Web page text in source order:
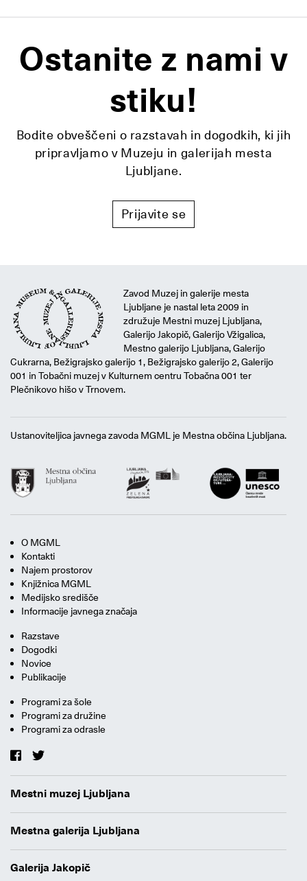
Ostanite z nami v
stiku!
Bodite obveščeni o razstavah in dogodkih, ki jih
pripravljamo v Muzeju in galerijah mesta
Ljubljane.
Prijavite se
Zavod Muzej in galerije mesta
Ljubljane je nastal leta 2009 in
združuje Mestni muzej Ljubljana,
Galerijo Jakopič, Galerijo Vžigalica,
Mestno galerijo Ljubljana, Galerijo
Cukrarna, Bežigrajsko galerijo 1, Bežigrajsko galerijo 2, Galerijo
001 in Tobačni muzej v Kulturnem centru Tobačna 001 ter
Plečnikovo hišo v Trnovem.
Ustanoviteljica javnega zavoda MGML je Mestna občina Ljubljana.
O MGML
Kontakti
Najem prostorov
Knjižnica MGML
Medijsko središče
Informacije javnega značaja
Razstave
Dogodki
Novice
Publikacije
Programi za šole
Programi za družine
Programi za odrasle
Mestni muzej Ljubljana
Mestna galerija Ljubljana
Galerija Jakopič